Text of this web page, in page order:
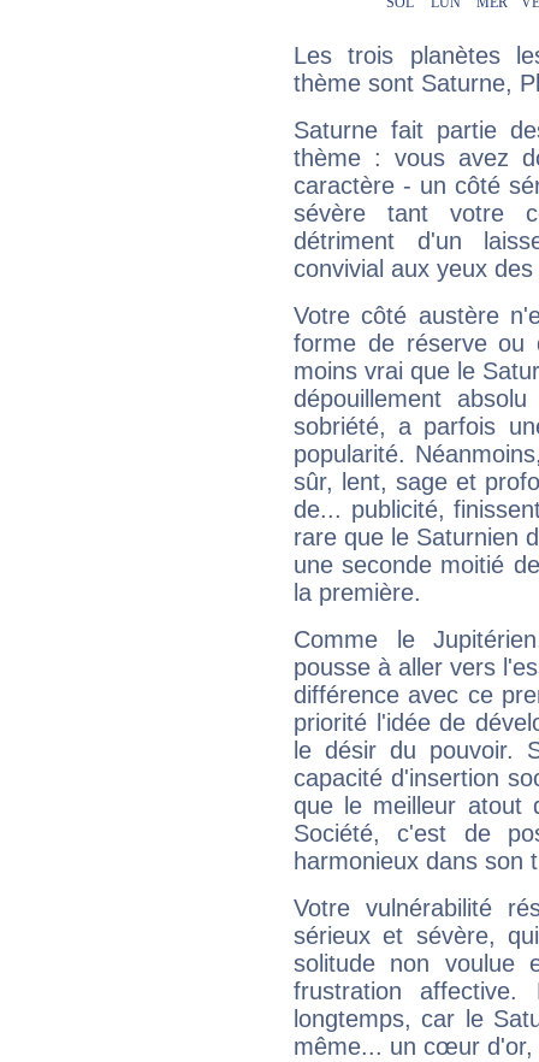
Les trois planètes
thème sont Saturne,
Saturne fait partie
thème : vous avez
caractère - un côté
sévère tant votre
détriment d'un
convivial aux yeux
Votre côté austère
forme de réserve
moins vrai que le
dépouillement
sobriété, a parfois
popularité.
sûr, lent, sage et
de... publicité,
rare que le Saturnien
une seconde moitié
la première.
Comme le
pousse à aller vers
différence avec ce
priorité l'idée de
le désir du pouvoir.
capacité d'insertion
que le meilleur atout
Société, c'est de
harmonieux dans son
Votre vulnérabilité
sérieux et sévère,
solitude non voulue
frustration
longtemps, car le
même... un cœur d'or,